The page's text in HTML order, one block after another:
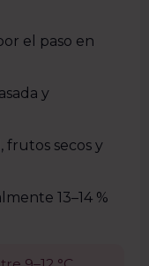
el paso en
y
frutos secos y
13–14 %